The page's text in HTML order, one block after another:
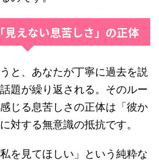
見えない息苦しさ」の正体
と、あなたが丁寧に過去を説
題が繰り返される。そのルー
じる息苦しさの正体は「彼か
対する無意識の抵抗です。
を見てほしい」という純粋な